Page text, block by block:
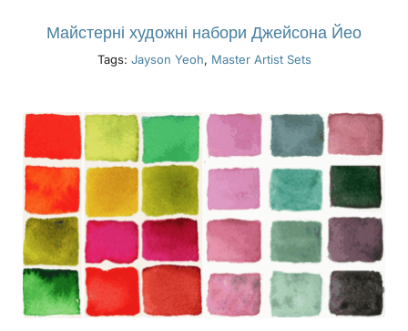
Майстерні художні набори Джейсона Йео
Tags: Jayson Yeoh, Master Artist Sets